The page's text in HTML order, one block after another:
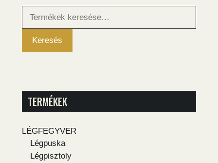
Keresés
Keresés
TERMÉKEK
LÉGFEGYVER
Légpuska
Légpisztoly